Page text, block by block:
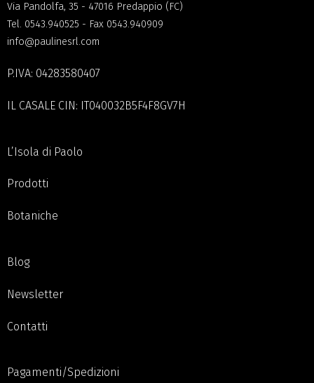
Via Pandolfa, 35 - 47016 Predappio (FC)
Tel. 0543.940525 - Fax 0543.940909
info@paulinesrl.com
P.IVA: 04283580407
IL CASALE CIN: IT040032B5F4F8GV7H
L’Isola di Paolo
Prodotti
Botaniche
Blog
Newsletter
Contatti
Pagamenti/Spedizioni